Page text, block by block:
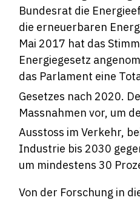
Bundesrat die
die erneuerbaren
Mai 2017 hat das
Energiegesetz
das Parlament eine
Gesetzes nach 2020.
Massnahmen vor, um
Ausstoss im Verkehr,
Industrie bis 2030
um mindestens 30
Von der Forschung in